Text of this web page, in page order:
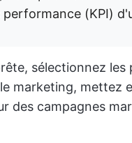
(KPI)
sélectionnez
marketing, mettez
des campagnes